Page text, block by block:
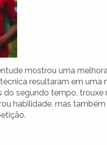
mostrou uma
resultaram em uma
segundo tempo,
habilidade, mas